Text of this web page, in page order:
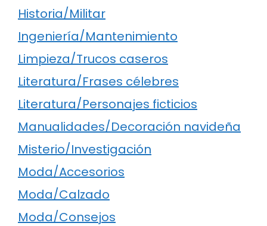
Historia/Militar
Ingeniería/Mantenimiento
Limpieza/Trucos caseros
Literatura/Frases célebres
Literatura/Personajes ficticios
Manualidades/Decoración navideña
Misterio/Investigación
Moda/Accesorios
Moda/Calzado
Moda/Consejos